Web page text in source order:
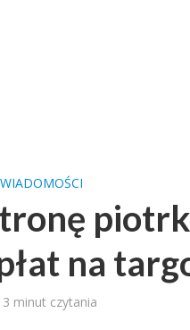
WIADOMOŚCI
na
3 minut czytania